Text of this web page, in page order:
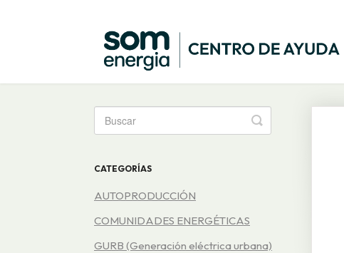
Toggle
Search
CATEGORÍAS
AUTOPRODUCCIÓN
COMUNIDADES ENERGÉTICAS
GURB (Generación eléctrica urbana)